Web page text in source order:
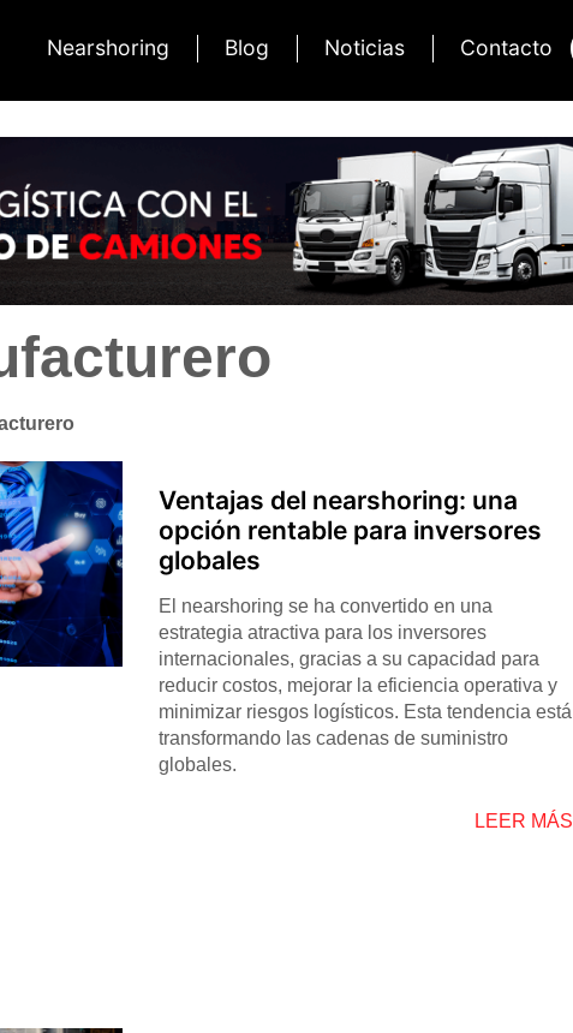
Nearshoring Blog Noticias Contacto
Ventajas del nearshoring: una
opción rentable para inversores
globales
El nearshoring se ha convertido en una
estrategia atractiva para los inversores
internacionales, gracias a su capacidad para
reducir costos, mejorar la eficiencia operativa y
minimizar riesgos logísticos. Esta tendencia está
transformando las cadenas de suministro
globales.
LEER MÁS